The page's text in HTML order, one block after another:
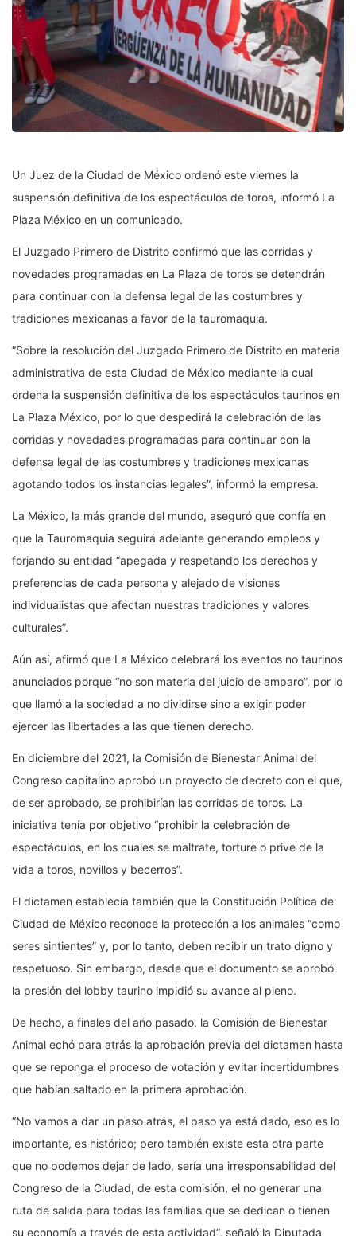
Un Juez de la Ciudad de México ordenó este viernes la
suspensión definitiva de los espectáculos de toros, informó La
Plaza México en un comunicado.
El Juzgado Primero de Distrito confirmó que las corridas y
novedades programadas en La Plaza de toros se detendrán
para continuar con la defensa legal de las costumbres y
tradiciones mexicanas a favor de la tauromaquia.
“Sobre la resolución del Juzgado Primero de Distrito en materia
administrativa de esta Ciudad de México mediante la cual
ordena la suspensión definitiva de los espectáculos taurinos en
La Plaza México, por lo que despedirá la celebración de las
corridas y novedades programadas para continuar con la
defensa legal de las costumbres y tradiciones mexicanas
agotando todos los instancias legales”, informó la empresa.
La México, la más grande del mundo, aseguró que confía en
que la Tauromaquia seguirá adelante generando empleos y
forjando su entidad “apegada y respetando los derechos y
preferencias de cada persona y alejado de visiones
individualistas que afectan nuestras tradiciones y valores
culturales”.
Aún así, afirmó que La México celebrará los eventos no taurinos
anunciados porque “no son materia del juicio de amparo”, por lo
que llamó a la sociedad a no dividirse sino a exigir poder
ejercer las libertades a las que tienen derecho.
En diciembre del 2021, la Comisión de Bienestar Animal del
Congreso capitalino aprobó un proyecto de decreto con el que,
de ser aprobado, se prohibirían las corridas de toros. La
iniciativa tenía por objetivo “prohibir la celebración de
espectáculos, en los cuales se maltrate, torture o prive de la
vida a toros, novillos y becerros”.
El dictamen establecía también que la Constitución Política de
Ciudad de México reconoce la protección a los animales “como
seres sintientes” y, por lo tanto, deben recibir un trato digno y
respetuoso. Sin embargo, desde que el documento se aprobó
la presión del lobby taurino impidió su avance al pleno.
De hecho, a finales del año pasado, la Comisión de Bienestar
Animal echó para atrás la aprobación previa del dictamen hasta
que se reponga el proceso de votación y evitar incertidumbres
que habían saltado en la primera aprobación.
“No vamos a dar un paso atrás, el paso ya está dado, eso es lo
importante, es histórico; pero también existe esta otra parte
que no podemos dejar de lado, sería una irresponsabilidad del
Congreso de la Ciudad, de esta comisión, el no generar una
ruta de salida para todas las familias que se dedican o tienen
su economía a través de esta actividad”, señaló la Diputada